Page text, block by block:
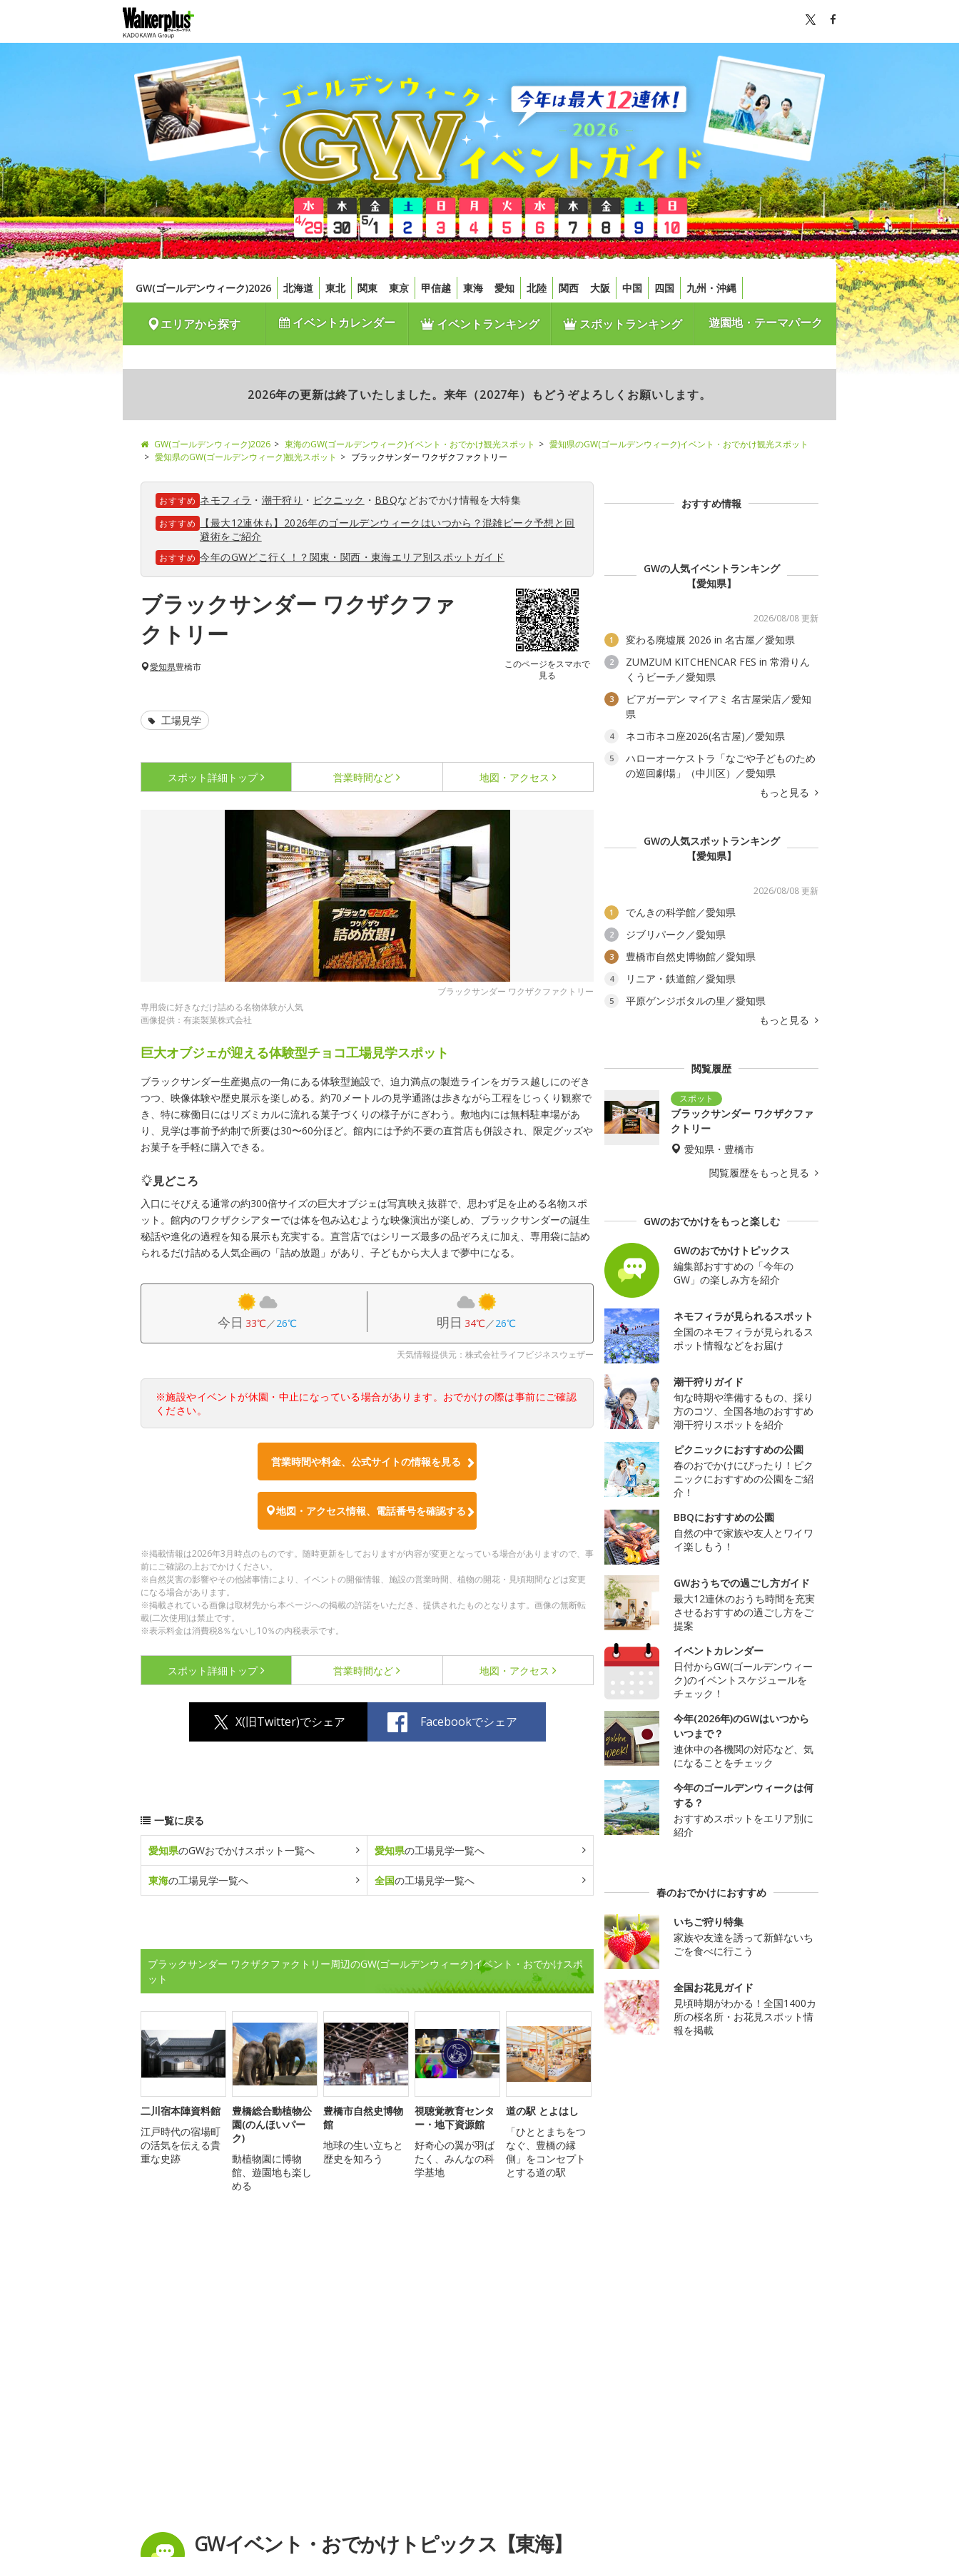
GW(ゴールデンウィーク)2026 北海道 東北 関東 東京 甲信越 東海 愛知 北陸 関西 大阪 中国 四国 九州・沖縄
エリアから探す イベントカレンダー イベントランキング スポットランキング 遊園地・テーマパーク
2026年の更新は終了いたしました。来年（2027年）もどうぞよろしくお願いします。
GW(ゴールデンウィーク)2026 東海のGW(ゴールデンウィーク)イベント・おでかけ観光スポット
愛知県のGW(ゴールデンウィーク)イベント・おでかけ観光スポット
愛知県のGW(ゴールデンウィーク)観光スポット
ブラックサンダー ワクザクファクトリー
おすすめ ネモフィラ ・ 潮干狩り ・ ピクニック ・ BBQなどおでかけ情報を大特集
おすすめ
【最大12連休も】2026年のゴールデンウィークはいつから？混雑ピーク予想と回
避術をご紹介
おすすめ 今年のGWどこ行く！？関東・関西・東海エリア別スポットガイド
ブラックサンダー ワクザクファ
クトリー
このページをスマホで
見る
愛知県豊橋市
工場見学
スポット詳細 トップ 営業時間など 地図・アクセス
ブラックサンダー ワクザクファクトリー
専用袋に好きなだけ詰める名物体験が人気
画像提供：有楽製菓株式会社
巨大オブジェが迎える体験型チョコ工場見学スポット
ブラックサンダー生産拠点の一角にある体験型施設で、迫力満点の製造ラインをガラス越しにのぞき
つつ、映像体験や歴史展示を楽しめる。約70メートルの見学通路は歩きながら工程をじっくり観察で
き、特に稼働日にはリズミカルに流れる菓子づくりの様子がにぎわう。敷地内には無料駐車場があ
り、見学は事前予約制で所要は30〜60分ほど。館内には予約不要の直営店も併設され、限定グッズや
お菓子を手軽に購入できる。
見どころ
入口にそびえる通常の約300倍サイズの巨大オブジェは写真映え抜群で、思わず足を止める名物スポ
ット。館内のワクザクシアターでは体を包み込むような映像演出が楽しめ、ブラックサンダーの誕生
秘話や進化の過程を知る展示も充実する。直営店ではシリーズ最多の品ぞろえに加え、専用袋に詰め
られるだけ詰める人気企画の「詰め放題」があり、子どもから大人まで夢中になる。
今日 33℃／26℃ 明日 34℃／26℃
天気情報提供元：株式会社ライフビジネスウェザー
※施設やイベントが休園・中止になっている場合があります。おでかけの際は事前にご確認
ください。
営業時間や料金、公式サイトの情報を見る
地図・アクセス情報、電話番号を確認する
※掲載情報は2026年3月時点のものです。随時更新をしておりますが内容が変更となっている場合がありますので、事
前にご確認の上おでかけください。
※自然災害の影響やその他諸事情により、イベントの開催情報、施設の営業時間、植物の開花・見頃期間などは変更
になる場合があります。
※掲載されている画像は取材先から本ページへの掲載の許諾をいただき、提供されたものとなります。画像の無断転
載(二次使用)は禁止です。
※表示料金は消費税8％ないし10％の内税表示です。
スポット詳細 トップ 営業時間など 地図・アクセス
X(旧Twitter)でシェア Facebookでシェア
一覧に戻る
愛知県のGWおでかけスポット一覧へ 愛知県の工場見学一覧へ
東海の工場見学一覧へ 全国の工場見学一覧へ
ブラックサンダー ワクザクファクトリー周辺のGW(ゴールデンウィーク)イベント・おでかけスポ
ット
二川宿本陣資料館
江戸時代の宿場町
の活気を伝える貴
重な史跡
豊橋総合動植物公
園(のんほいパー
ク)
動植物園に博物
館、遊園地も楽し
める
豊橋市自然史博物
館
地球の生い立ちと
歴史を知ろう
視聴覚教育センタ
ー・地下資源館
好奇心の翼が羽ば
たく、みんなの科
学基地
道の駅 とよはし
「ひととまちをつ
なぐ、豊橋の縁
側」をコンセプト
とする道の駅
GWイベント・おでかけトピックス【東海】
おすすめ情報
GWの人気イベントランキング
【愛知県】
2026/08/08 更新
1 変わる廃墟展 2026 in 名古屋／愛知県
2
ZUMZUM KITCHENCAR FES in 常滑りん
くうビーチ／愛知県
3
ビアガーデン マイアミ 名古屋栄店／愛知
県
4 ネコ市ネコ座2026(名古屋)／愛知県
5
ハローオーケストラ「なごや子どものため
の巡回劇場」（中川区）／愛知県
もっと見る
GWの人気スポットランキング
【愛知県】
2026/08/08 更新
1 でんきの科学館／愛知県
2 ジブリパーク／愛知県
3 豊橋市自然史博物館／愛知県
4 リニア・鉄道館／愛知県
5
平原ゲンジボタルの里／愛知県
もっと見る
閲覧履歴
ブラックサンダー ワクザクファ
クトリー
愛知県・豊橋市
閲覧履歴をもっと見る
GWのおでかけをもっと楽しむ
GWのおでかけトピックス
編集部おすすめの「今年の
GW」の楽しみ方を紹介
ネモフィラが見られるスポット
全国のネモフィラが見られるス
ポット情報などをお届け
潮干狩りガイド
旬な時期や準備するもの、採り
方のコツ、全国各地のおすすめ
潮干狩りスポットを紹介
ピクニックにおすすめの公園
春のおでかけにぴったり！ピク
ニックにおすすめの公園をご紹
介！
BBQにおすすめの公園
自然の中で家族や友人とワイワ
イ楽しもう！
GWおうちでの過ごし方ガイド
最大12連休のおうち時間を充実
させるおすすめの過ごし方をご
提案
イベントカレンダー
日付からGW(ゴールデンウィー
ク)のイベントスケジュールを
チェック！
今年(2026年)のGWはいつから
いつまで？
連休中の各機関の対応など、気
になることをチェック
今年のゴールデンウィークは何
する？
おすすめスポットをエリア別に
紹介
春のおでかけにおすすめ
いちご狩り特集
家族や友達を誘って新鮮ないち
ごを食べに行こう
全国お花見ガイド
見頃時期がわかる！全国1400カ
所の桜名所・お花見スポット情
報を掲載